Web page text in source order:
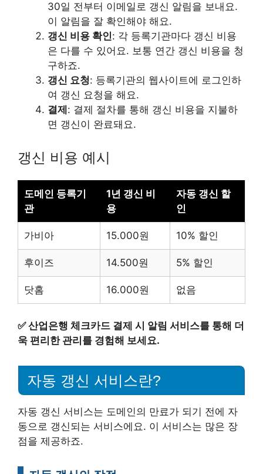
30일 전부터 이메일로 갱신 알림을 보내요.
이 알림을 잘 확인해야 해요.
갱신 비용 확인: 각 등록기관마다 갱신 비용
은 다를 수 있어요. 보통 연간 갱신 비용을 청
구하죠.
갱신 요청: 등록기관의 웹사이트에 로그인하
여 갱신 요청을 해요.
결제 : 결제 절차를 통해 갱신 비용을 지불하
면 갱신이 완료돼요.
갱신 비용 예시
도메인 등록기
관
1년 갱신 비
용
자동 갱신 할
인
가비아 15.000원 10% 할인
후이즈 14.500원 5% 할인
닷홈 16.000원 없음
✅산업은행 체크카드 결제 시 알림 서비스를 통해 더
욱 편리한 관리를 경험해 보세요.
자동 갱신 서비스란?
자동 갱신 서비스는 도메인의 만료가 되기 전에 자
동으로 갱신되는 서비스에요. 이 서비스는 많은 장
점을 제공하죠.